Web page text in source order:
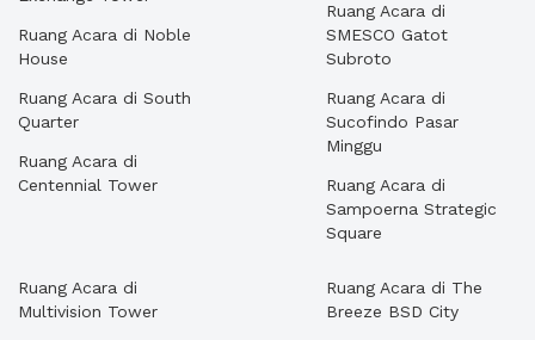
Ruang Acara di Noble
House
Ruang Acara di South
Quarter
Ruang Acara di
Centennial Tower
Ruang Acara di
SMESCO Gatot
Subroto
Ruang Acara di
Sucofindo Pasar
Minggu
Ruang Acara di
Sampoerna Strategic
Square
Ruang Acara di
Multivision Tower
Ruang Acara di The
Breeze BSD City